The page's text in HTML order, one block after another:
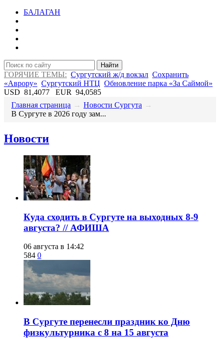
БАЛАГАН
Найти
ГОРЯЧИЕ ТЕМЫ: Сургутский ж/д вокзал Сохранить
«Аврору» Сургутский НТЦ Обновление парка «За Саймой»
USD 81,4077 EUR 94,0585
Главная страница → Новости Сургута →
​В Сургуте в 2026 году зам...
Новости
​Куда сходить в Сургуте на выходных 8-9
августа? // АФИША
06 августа в 14:42
584 0
​В Сургуте перенесли праздник ко Дню
физкультурника с 8 на 15 августа